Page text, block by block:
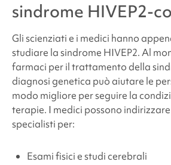
sindrome HIVEP2-
Gli scienziati e i medici hanno
studiare lasindrome HIVEP2. Al
farmaci per il trattamento della
diagnosi genetica può aiutare le
modo migliore per seguire la
terapie. I medici possono
specialisti per:
Esami fisici e studi cerebrali